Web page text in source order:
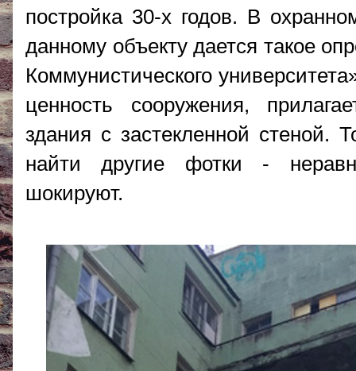
постройка 30-х годов. В
данному объекту дается такое
Коммунистического
ценность сооружения,
здания с застекленной стеной.
найти другие фотки -
шокируют.